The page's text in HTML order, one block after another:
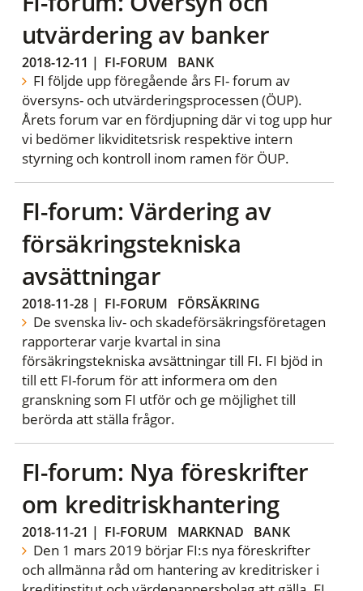
utvärdering av banker
2018-12-11 | FI-FORUM BANK
FI följde upp föregående års FI- forum av
översyns- och utvärderingsprocessen (ÖUP).
Årets forum var en fördjupning där vi tog upp hur
vi bedömer likviditetsrisk respektive intern
styrning och kontroll inom ramen för ÖUP.
FI-forum: Värdering av
försäkringstekniska
avsättningar
2018-11-28| FI-FORUM FÖRSÄKRING
De svenska liv- och skadeförsäkringsföretagen
rapporterar varje kvartal in sina
försäkringstekniska avsättningar till FI. FI bjöd in
till ett FI-forum för att informera om den
granskning som FI utför och ge möjlighet till
berörda att ställa frågor.
FI-forum: Nya föreskrifter
om kreditriskhantering
2018-11-21 | FI-FORUM MARKNAD BANK
Den 1 mars 2019 börjar FI:s nya föreskrifter
och allmänna råd om hantering av kreditrisker i